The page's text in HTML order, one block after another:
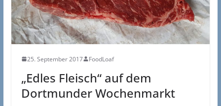
25. September 2017 FoodLoaf
„Edles Fleisch“ auf dem
Dortmunder Wochenmarkt